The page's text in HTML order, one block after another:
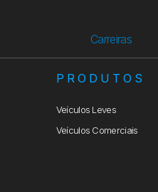
Carreiras
PRODUTOS
Veículos Leves
Veículos Comerciais